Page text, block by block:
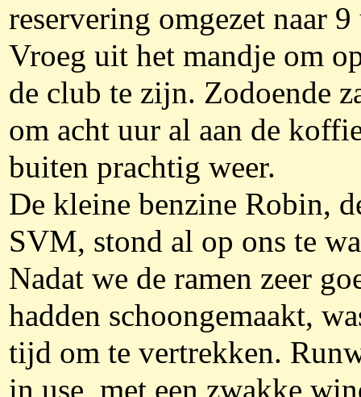
reservering omgezet naar 9
Vroeg uit het mandje om
de club te zijn. Zodoende
om acht uur al aan de
buiten prachtig weer.
De kleine benzine Robin,
SVM, stond al op ons te
Nadat we de ramen zeer
hadden schoongemaakt,
tijd om te vertrekken.
in use, met een zwakke